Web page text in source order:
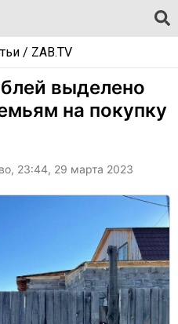
/ ZAB.TV
выделено
на покупку
23:44, 29 марта 2023